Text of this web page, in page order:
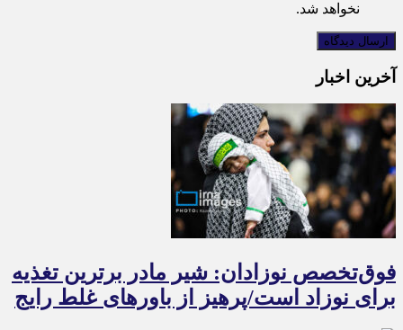
نخواهد شد.
آخرین اخبار
فوق‌تخصص نوزادان: شیر مادر برترین تغذیه
برای نوزاد است/پرهیز از باورهای غلط رایج